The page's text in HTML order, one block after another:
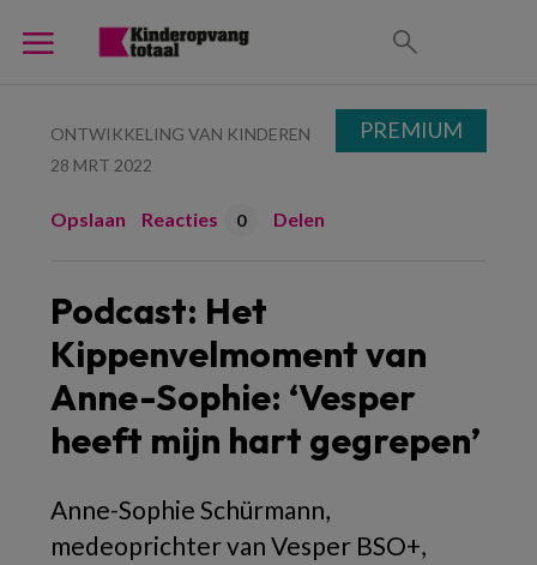
ONTWIKKELING VAN KINDEREN
28 MRT 2022
Opslaan Reacties 0 Delen
Podcast: Het
Kippenvelmoment van
Anne-Sophie: ‘Vesper
heeft mijn hart gegrepen’
Anne-Sophie Schürmann,
medeoprichter van Vesper BSO+,
PREMIUM